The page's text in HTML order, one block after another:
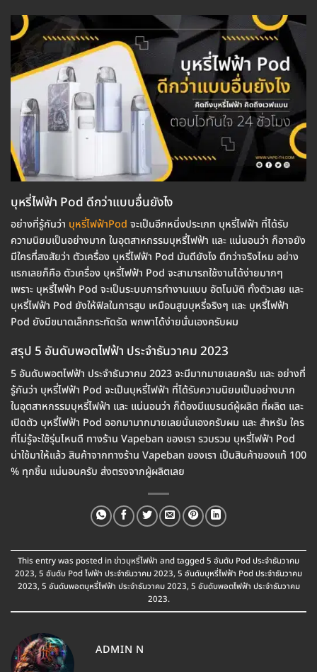
บุหรี่ไฟฟ้า Pod ดีกว่าแบบอื่นยังไง
อย่างที่รู้กันว่า บุหรี่ไฟฟ้าPod จะเป็นอีกหนึ่งประเภท บุหรี่ไฟฟ้า ที่ได้รับ
ความนิยมเป็นอย่างมาก ในอุตสาหกรรมบุหรี่ไฟฟ้า และ แน่นอนว่า ก็อาจยัง
มีใครที่สงสัยว่า ตัวเครื่อง บุหรี่ไฟฟ้า Pod มันดียังไง ดีกว่าจริงไหม อย่าง
แรกเลยก็คือ ตัวเครื่อง บุหรี่ไฟฟ้า Pod จะสามารถใช้งานได้ง่ายมากๆ
เพราะ บุหรี่ไฟฟ้า Pod จะเป็นระบบการทำงานแบบ อัตโนมัติ ทั้งตัวเลย และ
บุหรี่ไฟฟ้า Pod ยังให้ฟิลในการสูบ เหมือนสูบบุหรี่จริงๆ และ บุหรี่ไฟฟ้า
Pod ยังมีขนาดเล็กกระทัดรัด พกพาได้ง่ายนั่นเองครับผม
สรุป 5 อันดับพอตไฟฟ้า ประจำธันวาคม 2023
5 อันดับพอตไฟฟ้า ประจำธันวาคม 2023 จะมีมากมายเลยครับ และ อย่างที่
รู้กันว่า บุหรี่ไฟฟ้า Pod จะเป็นบุหรี่ไฟฟ้า ที่ได้รับความนิยมเป็นอย่างมาก
ในอุตสาหกรรมบุหรี่ไฟฟ้า และ แน่นอนว่า ก็ต้องมีแบรนด์ผู้ผลิต ที่ผลิต และ
เปิดตัว บุหรี่ไฟฟ้า Pod ออกมามากมายเลยนั่นเองครับผม และ สำหรับ ใคร
ที่ไม่รู้จะใช้รุ่นไหนดี ทางร้าน Vapeban ของเรา รวบรวม บุหรี่ไฟฟ้า Pod
น่าใช้มาให้แล้ว สินค้าจากทางร้าน Vapeban ของเรา เป็นสินค้าของแท้ 100
% ทุกชิ้น แน่นอนครับ ส่งตรงจากผู้ผลิตเลย
This entry was posted inข่าวบุหรี่ไฟฟ้า and tagged5 อันดับ Pod ประจำธันวาคม
2023, 5 อันดับ Pod ไฟฟ้า ประจำธันวาคม 2023, 5 อันดับบุหรี่ไฟฟ้า Pod ประจำธันวาคม
2023, 5 อันดับพอตบุหรี่ไฟฟ้า ประจำธันวาคม 2023, 5 อันดับพอตไฟฟ้า ประจำธันวาคม
2023.
ADMIN N